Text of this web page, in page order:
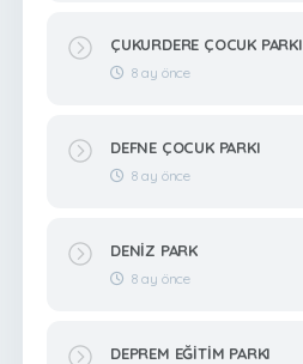
ÇUKURDERE ÇOCUK PARKI
8 ay önce
DEFNE ÇOCUK PARKI
8 ay önce
DENİZ PARK
8 ay önce
DEPREM EĞİTİM PARKI